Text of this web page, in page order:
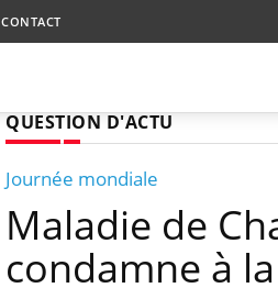
CONTACT
QUESTION D'ACTU
Journée mondiale
Maladie de
condamne à